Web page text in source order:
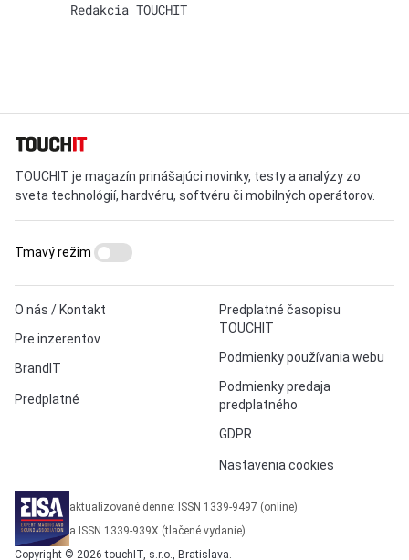
Redakcia TOUCHIT
TOUCHIT je magazín prinášajúci novinky, testy a analýzy zo
sveta technológií, hardvéru, softvéru či mobilných operátorov.
O nás / Kontakt
Pre inzerentov
BrandIT
Predplatné
Predplatné časopisu
TOUCHIT
Podmienky používania webu
Podmienky predaja
predplatného
GDPR
Nastavenia cookies
Tmavý režim
aktualizované denne: ISSN 1339-9497 (online)
a ISSN 1339-939X (tlačené vydanie)
Copyright © 2026 touchIT, s.r.o., Bratislava.